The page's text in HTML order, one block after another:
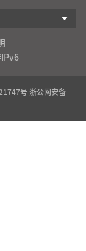
号 浙公网安备